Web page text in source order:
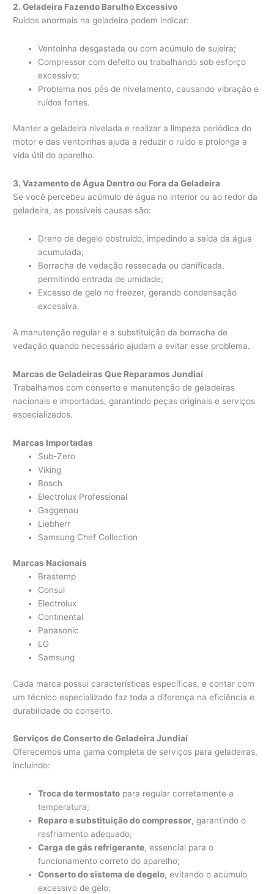
2. Geladeira Fazendo Barulho Excessivo
Ruídos anormais na geladeira podem indicar:
Ventoinha desgastada ou com acúmulo de sujeira;
Compressor com defeito ou trabalhando sob esforço
excessivo;
Problema nos pés de nivelamento, causando vibração e
ruídos fortes.
Manter a geladeira nivelada e realizar a limpeza periódica do
motor e das ventoinhas ajuda a reduzir o ruído e prolonga a
vida útil do aparelho.
3. Vazamento de Água Dentro ou Fora da Geladeira
Se você percebeu acúmulo de água no interior ou ao redor da
geladeira, as possíveis causas são:
Dreno de degelo obstruído, impedindo a saída da água
acumulada;
Borracha de vedação ressecada ou danificada,
permitindo entrada de umidade;
Excesso de gelo no freezer, gerando condensação
excessiva.
A manutenção regular e a substituição da borracha de
vedação quando necessário ajudam a evitar esse problema.
Marcas de Geladeiras Que Reparamos Jundiaí
Trabalhamos com conserto e manutenção de geladeiras
nacionais e importadas, garantindo peças originais e serviços
especializados.
Marcas Importadas
Sub-Zero
Viking
Bosch
Electrolux Professional
Gaggenau
Liebherr
Samsung Chef Collection
Marcas Nacionais
Brastemp
Consul
Electrolux
Continental
Panasonic
LG
Samsung
Cada marca possui características específicas, e contar com
um técnico especializado faz toda a diferença na eficiência e
durabilidade do conserto.
Serviços de Conserto de Geladeira Jundiaí
Oferecemos uma gama completa de serviços para geladeiras,
incluindo:
Troca de termostato para regular corretamente a
temperatura;
Reparo e substituição do compressor, garantindo o
resfriamento adequado;
Carga de gás refrigerante, essencial para o
funcionamento correto do aparelho;
Conserto do sistema de degelo, evitando o acúmulo
excessivo de gelo;